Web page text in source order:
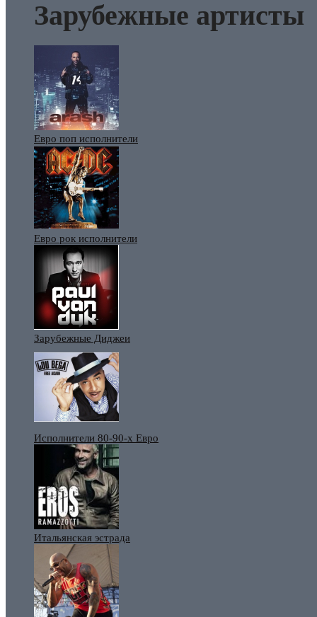
Зарубежные артисты
Евро поп исполнители
Евро рок исполнители
Зарубежные Диджеи
Исполнители 80-90-х Евро
Итальянская эстрада